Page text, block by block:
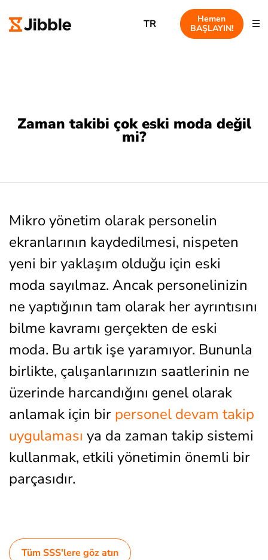
TR
Hemen
BAŞLAYIN!
Zaman takibi çok eski moda değil
mi?
Mikro yönetim olarak personelin
ekranlarının kaydedilmesi, nispeten
yeni bir yaklaşım olduğu için eski
moda sayılmaz. Ancak personelinizin
ne yaptığının tam olarak her ayrıntısını
bilme kavramı gerçekten de eski
moda. Bu artık işe yaramıyor. Bununla
birlikte, çalışanlarınızın saatlerinin ne
üzerinde harcandığını genel olarak
anlamak için bir personel devam takip
uygulaması ya da zaman takip sistemi
kullanmak, etkili yönetimin önemli bir
parçasıdır.
Tüm SSS'lere göz atın